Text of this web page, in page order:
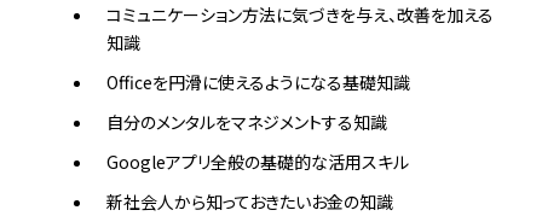
コミュニケーション方法に気づきを与え、改善を加える
知識
Officeを円滑に使えるようになる基礎知識
自分のメンタルをマネジメントする知識
Googleアプリ全般の基礎的な活用スキル
新社会人から知っておきたいお金の知識